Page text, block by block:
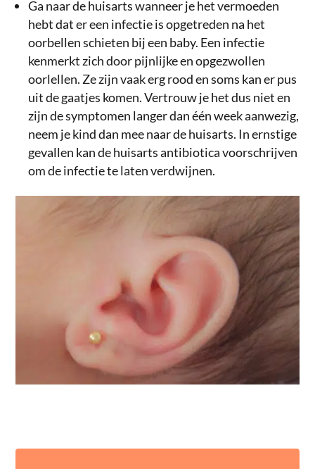
Ga naar de huisarts wanneer je het vermoeden
hebt dat er een infectie is opgetreden na het
oorbellen schieten bij een baby. Een infectie
kenmerkt zich door pijnlijke en opgezwollen
oorlellen. Ze zijn vaak erg rood en soms kan er pus
uit de gaatjes komen. Vertrouw je het dus niet en
zijn de symptomen langer dan één week aanwezig,
neem je kind dan mee naar de huisarts. In ernstige
gevallen kan de huisarts antibiotica voorschrijven
om de infectie te laten verdwijnen.